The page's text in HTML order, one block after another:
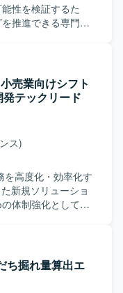
としたクラウドネ
ことができます。
。 【開発環
を中心に構成さ
やRDSを利用して
を使用し、フロン
性を検証するた
推進できる専門人
面やP&ID等の画像
含む画像解析およ
験結果の整理・ド
ドとして納品して
研究チームと連携
に実験から成果物
る人物
装、検証、改善ま
ります。論文や技
アップし、手を動
と適切にコミュニ
とができ、構造化
実装・評価経験を
ームと協業しなが
イプ開発まで一連
売業向けシフト
テックリード
ス)
を高度化・効率化す
新規ソリューショ
体制強化として募
通じて、シフト作
理、アーキテクチャ
当していただきま
定義／PoC準備）
ち掘れ量算出エ